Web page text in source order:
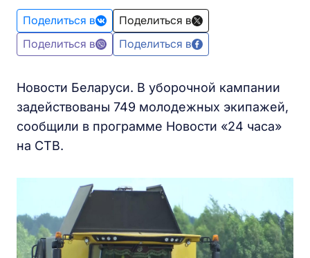
Поделиться в
Поделиться в
Поделиться в
Поделиться в
Новости Беларуси. В уборочной кампании
задействованы 749 молодежных экипажей,
сообщили в программе Новости «24 часа»
на СТВ.